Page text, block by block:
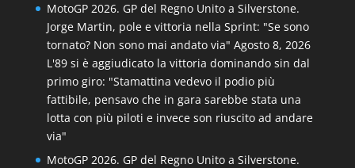
MotoGP 2026. GP del Regno Unito a Silverstone.
Jorge Martin, pole e vittoria nella Sprint: "Se sono
tornato? Non sono mai andato via" Agosto 8, 2026
L'89 si è aggiudicato la vittoria dominando sin dal
primo giro: "Stamattina vedevo il podio più
fattibile, pensavo che in gara sarebbe stata una
lotta con più piloti e invece son riuscito ad andare
via"
MotoGP 2026. GP del Regno Unito a Silverstone.